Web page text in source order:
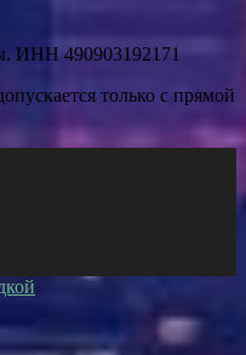
ИНН 490903192171
только с прямой